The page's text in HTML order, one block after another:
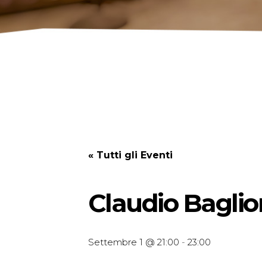
« Tutti gli Eventi
Claudio
Settembre 1 @ 21:00 - 23:00